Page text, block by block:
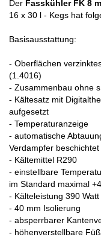
Der Fasskühler FK 8
16 x 30 l - Kegs hat
Basisausstattung:
- Oberflächen
(1.4016)
- Zusammenbau ohne
- Kältesatz mit
aufgesetzt
- Temperaturanzeige
- automatische
Verdampfer beschichtet
- Kältemittel R290
- einstellbare
im Standard maximal
- Kälteleistung 390 Watt
- 40 mm Isolierung
- absperrbarer
- höhenverstellbare